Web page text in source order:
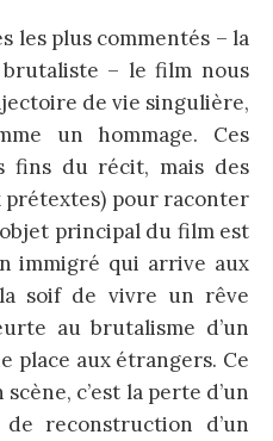
les plus commentés – la
brutaliste – le film nous
de vie singulière,
un hommage. Ces
fins du récit, mais des
prétextes) pour raconter
principal du film est
immigré qui arrive aux
soif de vivre un rêve
au brutalisme d’un
place aux étrangers. Ce
c’est la perte d’un
reconstruction d’un